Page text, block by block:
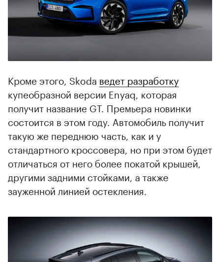
Кроме этого, Skoda ведет разработку
купеобразной версии Enyaq, которая
получит название GT. Премьера новинки
состоится в этом году. Автомобиль получит
такую же переднюю часть, как и у
стандартного кроссовера, но при этом будет
отличаться от него более покатой крышей,
другими задними стойками, а также
зауженной линией остекления.